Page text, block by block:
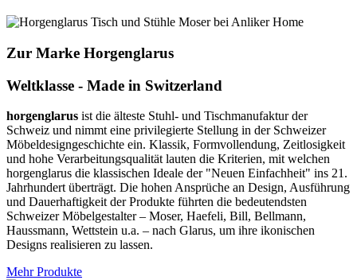
Zur Marke Horgenglarus
Weltklasse - Made in Switzerland
horgenglarus ist die älteste Stuhl- und Tischmanufaktur der
Schweiz und nimmt eine privilegierte Stellung in der Schweizer
Möbeldesigngeschichte ein. Klassik, Formvollendung, Zeitlosigkeit
und hohe Verarbeitungsqualität lauten die Kriterien, mit welchen
horgenglarus die klassischen Ideale der "Neuen Einfachheit" ins 21.
Jahrhundert überträgt. Die hohen Ansprüche an Design, Ausführung
und Dauerhaftigkeit der Produkte führten die bedeutendsten
Schweizer Möbelgestalter – Moser, Haefeli, Bill, Bellmann,
Haussmann, Wettstein u.a. – nach Glarus, um ihre ikonischen
Designs realisieren zu lassen.
Mehr Produkte